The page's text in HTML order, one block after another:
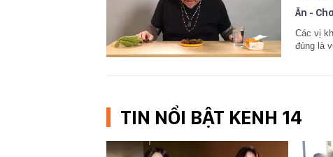
Ăn -
Các vị
đúng là
TIN NỔI BẬT KENH 14